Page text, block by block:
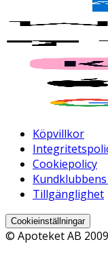
Köpvillkor
Cookiepolicy
Tillgänglighet
Cookieinställningar
© Apoteket AB